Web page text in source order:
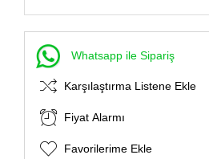
Whatsapp ile Sipariş
Karşılaştırma Listene Ekle
Fiyat Alarmı
Favorilerime Ekle